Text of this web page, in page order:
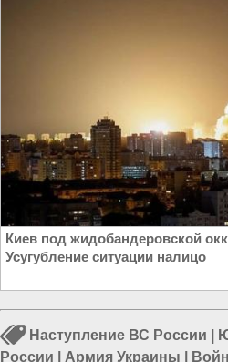
Киев под жидобандеровской
Усугубление ситуации налицо
Наступление ВС России
России
Армия Украины